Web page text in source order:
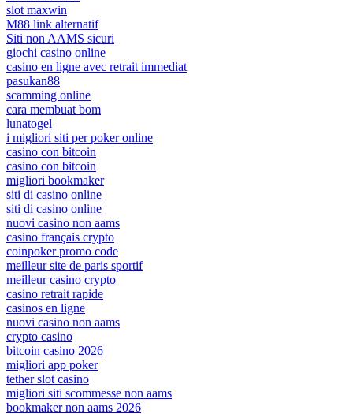
slot maxwin
M88 link alternatif
Siti non AAMS sicuri
giochi casino online
casino en ligne avec retrait immediat
pasukan88
scamming online
cara membuat bom
lunatogel
i migliori siti per poker online
casino con bitcoin
casino con bitcoin
migliori bookmaker
siti di casino online
siti di casino online
nuovi casino non aams
casino français crypto
coinpoker promo code
meilleur site de paris sportif
meilleur casino crypto
casino retrait rapide
casinos en ligne
nuovi casino non aams
crypto casino
bitcoin casino 2026
migliori app poker
tether slot casino
migliori siti scommesse non aams
bookmaker non aams 2026